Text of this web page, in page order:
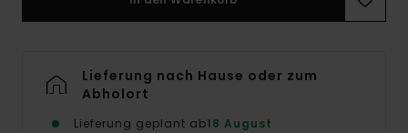
Lieferung nach Hause oder zum
Abholort
Lieferung geplant ab18 August